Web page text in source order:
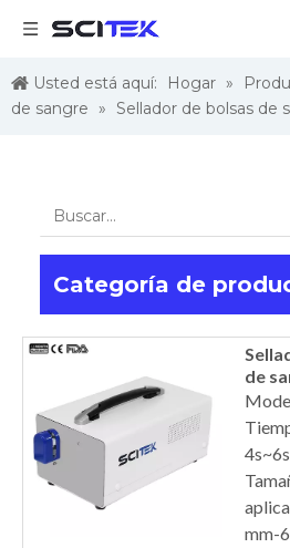
Usted está aquí: Hogar »
de sangre » Sellador de bolsas de
Categoría de
de
4s~6s
mm-